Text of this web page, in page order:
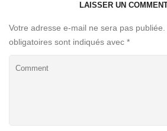
LAISSER UN
Votre adresse e-mail ne sera pas publiée.
obligatoires sont indiqués avec *